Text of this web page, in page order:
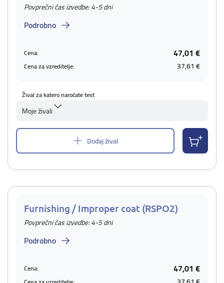
Povprečni čas izvedbe: 4-5 dni
Podrobno
Cena: 47,01 €
Cena za vzreditelje: 37,61 €
Žival za katero naročate test
Moje živali
Dodaj žival
Furnishing / Improper coat (RSPO2)
Povprečni čas izvedbe: 4-5 dni
Podrobno
Cena: 47,01 €